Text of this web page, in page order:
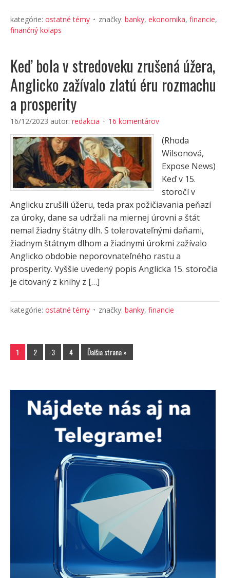
kategórie: ostatné témy značky: banky, ekonomika, financie,
finančný kolaps
Keď bola v stredoveku zrušená úžera,
Anglicko zažívalo zlatú éru rozmachu
a prosperity
16/12/2023 autor: redakcia 16 komentárov
(Rhoda
Wilsonová,
Expose News)
Keď v 15.
storočí v
Anglicku zrušili úžeru, teda prax požičiavania peňazí
za úroky, dane sa udržali na miernej úrovni a štát
nemal žiadny štátny dlh. S tolerovateľnými daňami,
žiadnym štátnym dlhom a žiadnymi úrokmi zažívalo
Anglicko obdobie neporovnateľného rastu a
prosperity. Vyššie uvedený popis Anglicka 15. storočia
je citovaný z knihy z […]
kategórie: ostatné témy značky: banky, financie
1 2 3 4 Ďalšia strana »